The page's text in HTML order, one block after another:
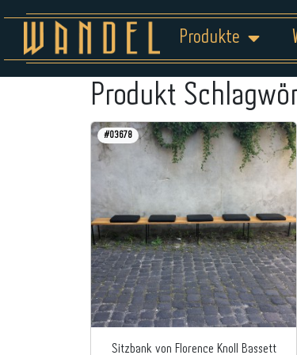
Produkte
Produkt
#03678
Sitzbank von Florence Knoll Bassett